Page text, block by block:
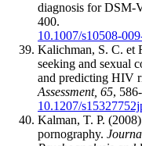
diagnosis for DSM-
400.
10.1007/s10508-
Kalichman, S. C. et
seeking and sexual
and predicting HIV
Assessment, 65,
10.1207/
Kalman, T. P.
pornography.